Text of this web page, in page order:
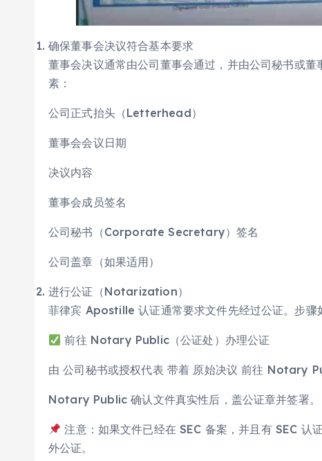
确保董事会决议符合基本要求
董事会决议通常由公司董事会通过，并由公司秘书或
素：
公司正式抬头（Letterhead）
董事会会议日期
决议内容
董事会成员签名
公司秘书（Corporate Secretary）签名
公司盖章（如果适用）
进行公证（Notarization）
菲律宾 Apostille 认证通常要求文件先经过公证。步骤
前往 Notary Public（公证处）办理公证
由 公司秘书或授权代表 带着 原始决议 前往 Notary
Notary Public 确认文件真实性后，盖公证章并签署。
注意：如果文件已经在 SEC 备案，并且有 SEC
外公证。